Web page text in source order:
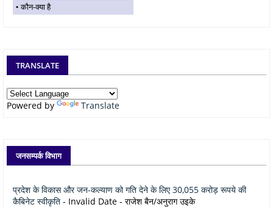
कौन-क्या है
TRANSLATE
Powered by Translate
जनसम्पर्क विभाग
प्रदेश के विकास और जन-कल्याण को गति देने के लिए 30,055 करोड़ रूपये की
कैबिनेट स्वीकृति - Invalid Date - राजेश बैन/अनुराग उइके